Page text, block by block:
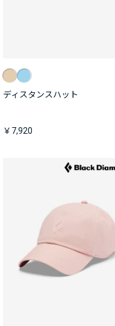
ディスタンスハット
￥7,920